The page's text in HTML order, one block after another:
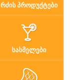
ᲠᲫᲘᲡ ᲞᲠᲝᲓᲣᲥᲢᲔᲑᲘ
ᲡᲐᲡᲛᲔᲚᲔᲑᲘ